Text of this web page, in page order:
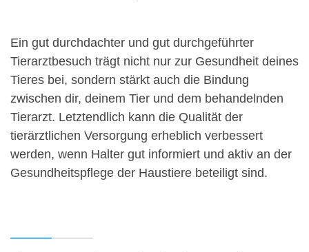
Ein gut durchdachter und gut durchgeführter
Tierarztbesuch trägt nicht nur zur Gesundheit deines
Tieres bei, sondern stärkt auch die Bindung
zwischen dir, deinem Tier und dem behandelnden
Tierarzt. Letztendlich kann die Qualität der
tierärztlichen Versorgung erheblich verbessert
werden, wenn Halter gut informiert und aktiv an der
Gesundheitspflege der Haustiere beteiligt sind.